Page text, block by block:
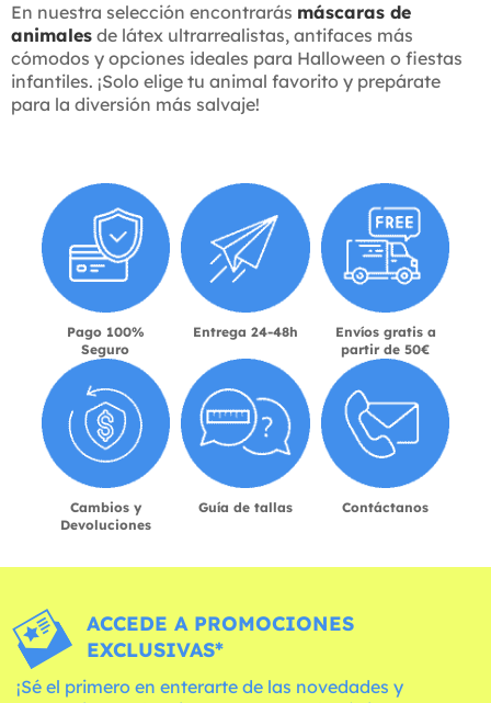
En nuestra selección encontrarás máscaras de
animales de látex ultrarrealistas, antifaces más
cómodos y opciones ideales para Halloween o fiestas
infantiles. ¡Solo elige tu animal favorito y prepárate
para la diversión más salvaje!
Pago 100%
Seguro
Entrega 24-48h
Envíos gratis a
partir de 50€
Cambios y
Devoluciones
Guía de tallas Contáctanos
ACCEDE A PROMOCIONES
EXCLUSIVAS*
¡Sé el primero en enterarte de las novedades y